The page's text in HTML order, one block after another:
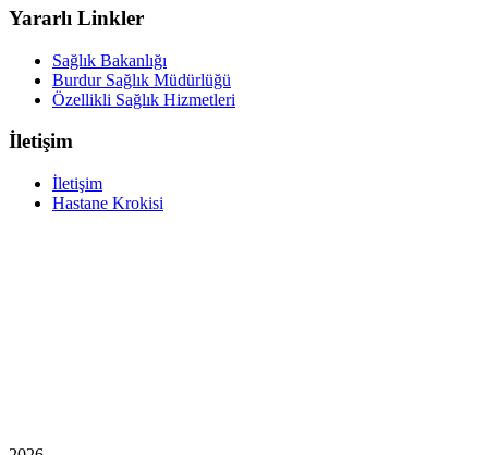
Yararlı Linkler
Sağlık Bakanlığı
Burdur Sağlık Müdürlüğü
Özellikli Sağlık Hizmetleri
İletişim
İletişim
Hastane Krokisi